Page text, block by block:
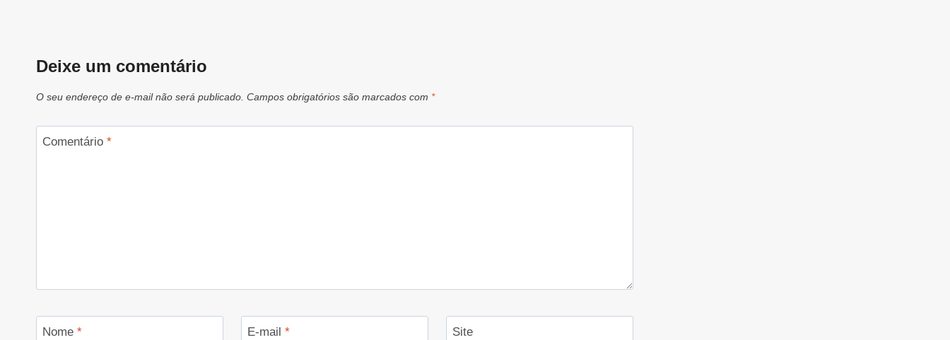
Deixe um comentário
O seu endereço de e-mail não será publicado. Campos obrigatórios são marcados com *
Comentário *
Nome * E-mail * Site